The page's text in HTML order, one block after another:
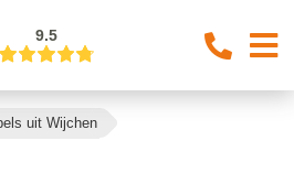
9.5
uit Wijchen